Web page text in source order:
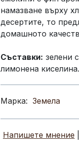
намазване върху
десертите, то
домашното
Съставки: зелени
лимонена киселина.
Марка: Земела
Напишете мнение